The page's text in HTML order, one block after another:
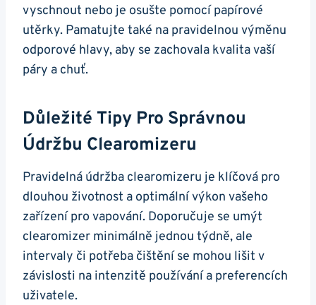
vyschnout nebo je osušte pomocí papírové
utěrky. Pamatujte také na pravidelnou výměnu
odporové hlavy, aby se zachovala kvalita vaší
páry a chuť.
Důležité Tipy Pro Správnou
Údržbu Clearomizeru
Pravidelná údržba clearomizeru je klíčová pro
dlouhou životnost a optimální výkon vašeho
zařízení pro vapování. Doporučuje se umýt
clearomizer minimálně jednou týdně, ale
intervaly či potřeba čištění se mohou lišit v
závislosti na intenzitě používání a preferencích
uživatele.